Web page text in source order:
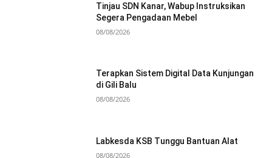
Tinjau SDN Kanar, Wabup Instruksikan
Segera Pengadaan Mebel
08/08/2026
Terapkan Sistem Digital Data Kunjungan
di Gili Balu
08/08/2026
Labkesda KSB Tunggu Bantuan Alat
08/08/2026